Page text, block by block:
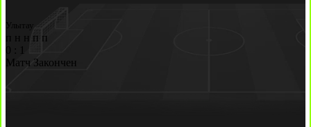
Улытау
п н н п п
0
1
Матч Закончен